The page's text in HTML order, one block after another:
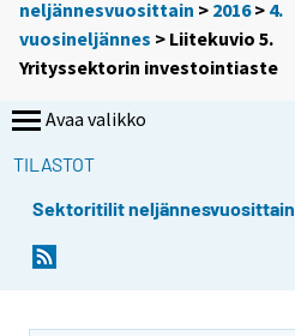
neljännesvuosittain > 2016> 4.
vuosineljännes > Liitekuvio 5.
Yrityssektorin investointiaste
Avaa valikko
TILASTOT
Sektoritilit neljännesvuosittain